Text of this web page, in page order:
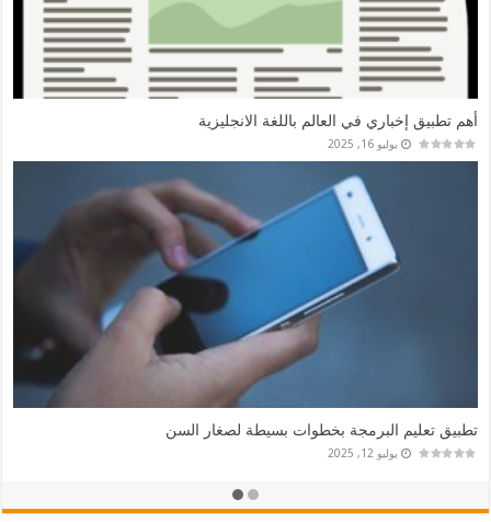
أشهر وأشمل تطبيق لبيع السيارات المستعملة في المانيا
يوليو 26, 2025
تطبيق مميز للتدريب على تمارين ذهنية وتنشيط الذاكرة
يوليو 25, 2025